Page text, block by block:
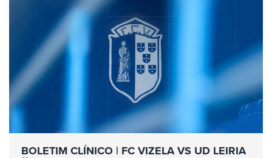
BOLETIM CLÍNICO | FC VIZELA VS UD LEIRIA